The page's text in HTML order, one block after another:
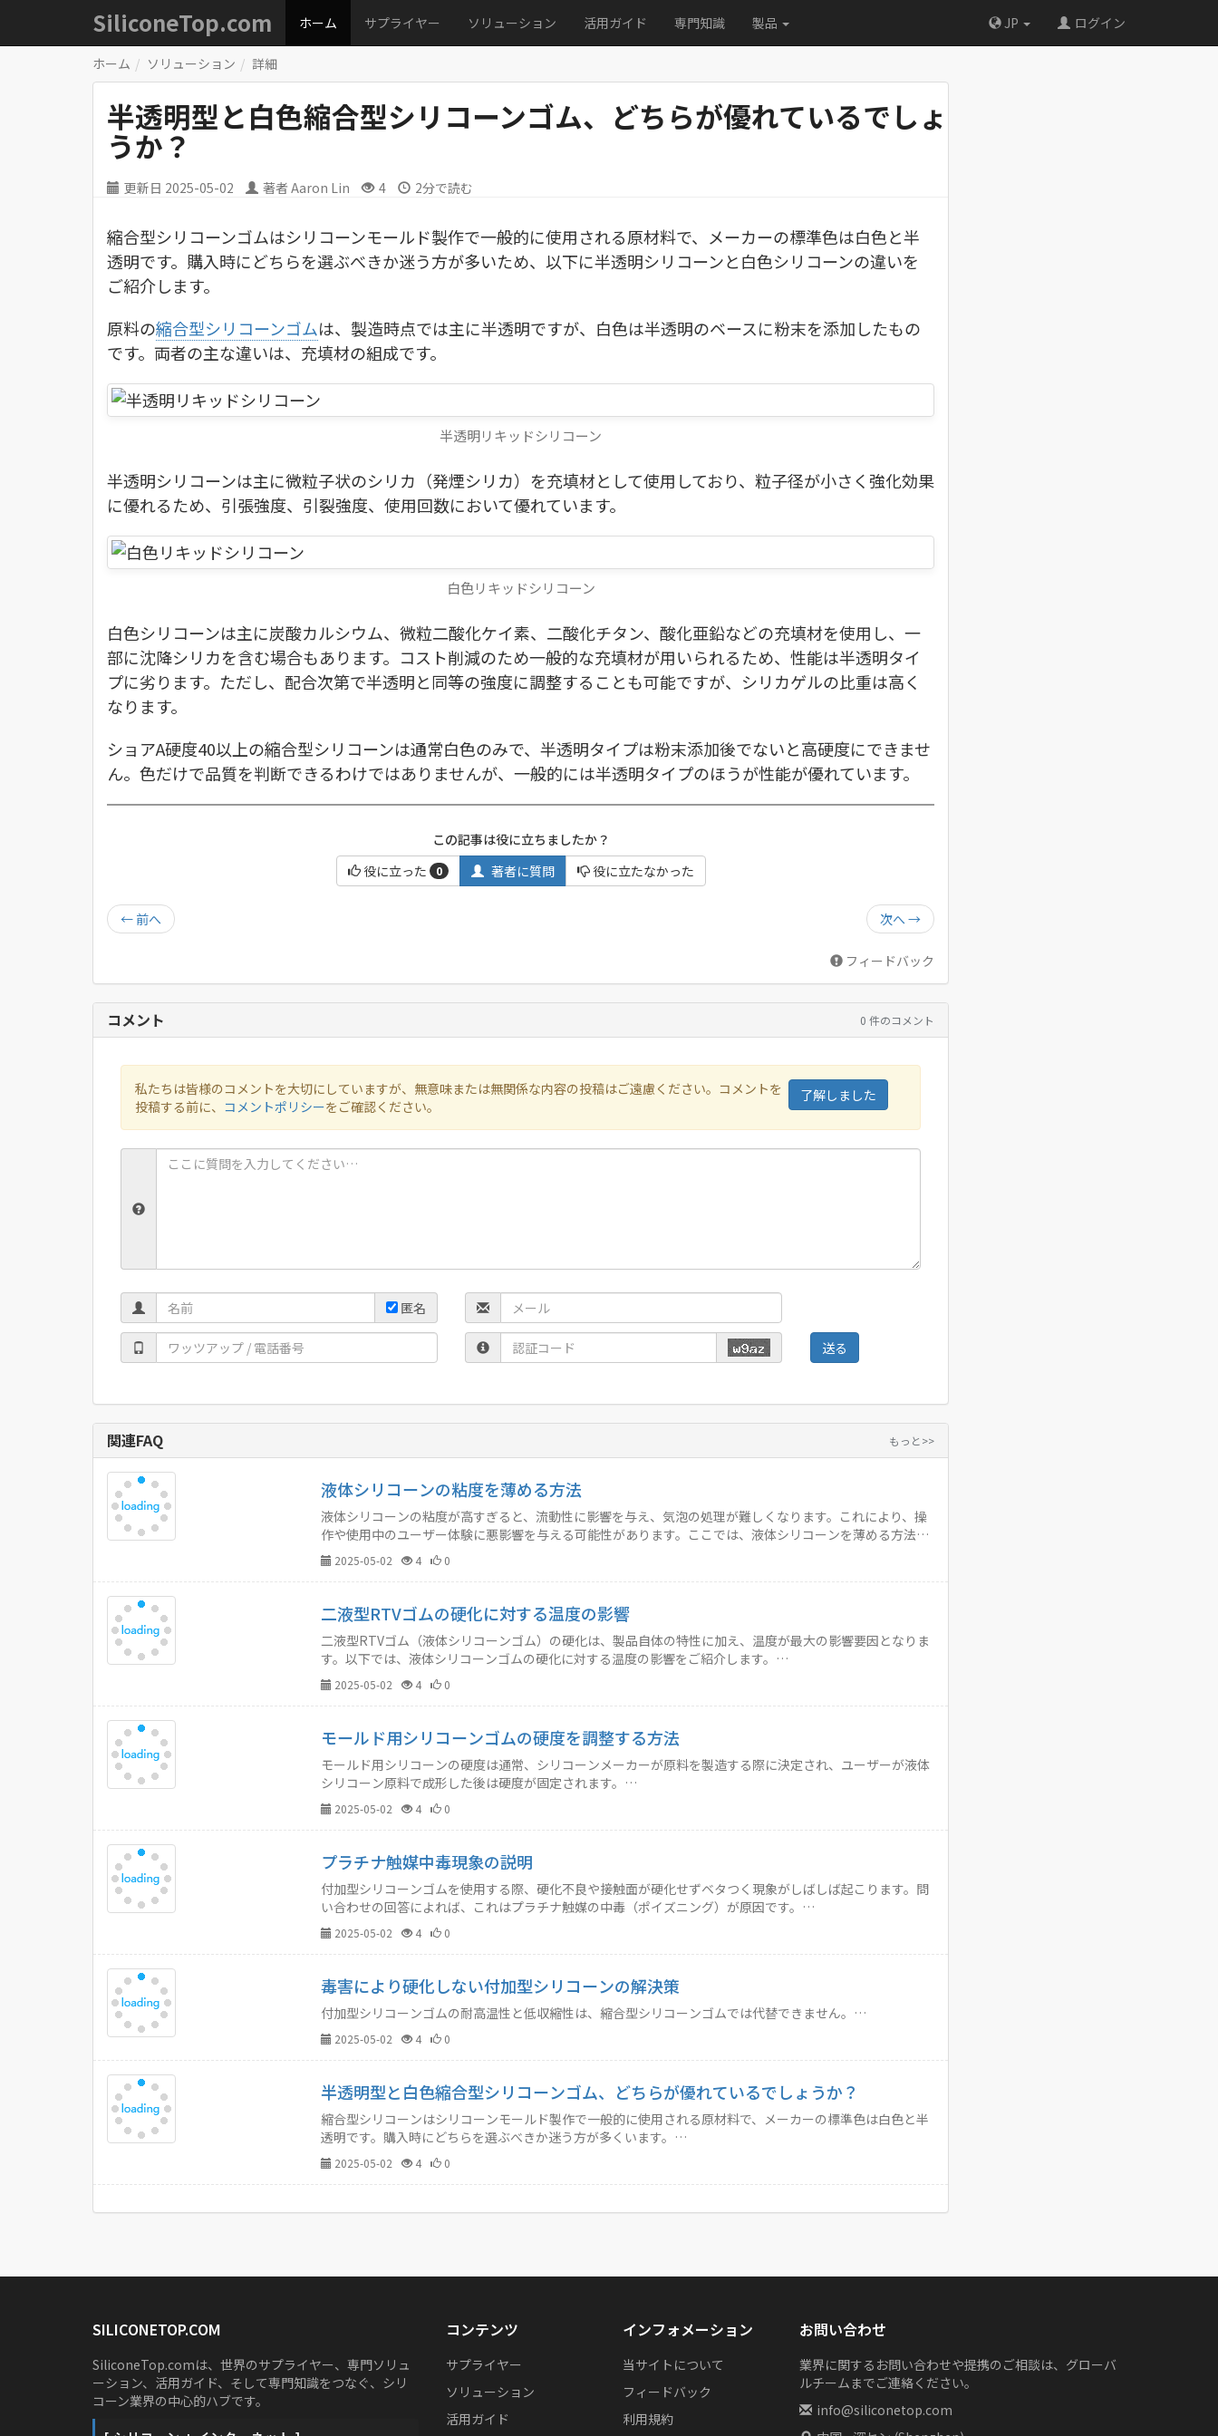
SiliconeTop.com ホーム サプライヤー ソリューション 活用ガイド 専門知識 製品 JP ログイン
ホーム ソリューション 詳細
半透明型と白色縮合型シリコーンゴム、どちらが優れているでしょ
うか？
更新日 2025-05-02 著者 Aaron Lin 4 2分で読む
縮合型シリコーンゴムはシリコーンモールド製作で一般的に使用される原材料で、メーカーの標準色は白色と半
透明です。購入時にどちらを選ぶべきか迷う方が多いため、以下に半透明シリコーンと白色シリコーンの違いを
ご紹介します。
原料の縮合型シリコーンゴムは、製造時点では主に半透明ですが、白色は半透明のベースに粉末を添加したもの
です。両者の主な違いは、充填材の組成です。
半透明リキッドシリコーン
半透明シリコーンは主に微粒子状のシリカ（発煙シリカ）を充填材として使用しており、粒子径が小さく強化効果
に優れるため、引張強度、引裂強度、使用回数において優れています。
白色リキッドシリコーン
白色シリコーンは主に炭酸カルシウム、微粒二酸化ケイ素、二酸化チタン、酸化亜鉛などの充填材を使用し、一
部に沈降シリカを含む場合もあります。コスト削減のため一般的な充填材が用いられるため、性能は半透明タイ
プに劣ります。ただし、配合次第で半透明と同等の強度に調整することも可能ですが、シリカゲルの比重は高く
なります。
ショアA硬度40以上の縮合型シリコーンは通常白色のみで、半透明タイプは粉末添加後でないと高硬度にできませ
ん。色だけで品質を判断できるわけではありませんが、一般的には半透明タイプのほうが性能が優れています。
この記事は役に立ちましたか？
役に立った
0 著者に質問 役に立たなかった
← 前へ 次へ →
フィードバック
0 件のコメント
コメント
了解しました
私たちは皆様のコメントを大切にしていますが、無意味または無関係な内容の投稿はご遠慮ください。コメントを
投稿する前に、 コメントポリシーをご確認ください。
匿名
もっと>>
関連FAQ
液体シリコーンの粘度を薄める方法
液体シリコーンの粘度が高すぎると、流動性に影響を与え、気泡の処理が難しくなります。これにより、操
作や使用中のユーザー体験に悪影響を与える可能性があります。ここでは、液体シリコーンを薄める方法を
ご紹介します。…
2025-05-02 4 0
二液型RTVゴムの硬化に対する温度の影響
二液型RTVゴム（液体シリコーンゴム）の硬化は、製品自体の特性に加え、温度が最大の影響要因となりま
す。以下では、液体シリコーンゴムの硬化に対する温度の影響をご紹介します。…
2025-05-02 4 0
モールド用シリコーンゴムの硬度を調整する方法
モールド用シリコーンの硬度は通常、シリコーンメーカーが原料を製造する際に決定され、ユーザーが液体
シリコーン原料で成形した後は硬度が固定されます。…
2025-05-02 4 0
プラチナ触媒中毒現象の説明
付加型シリコーンゴムを使用する際、硬化不良や接触面が硬化せずベタつく現象がしばしば起こります。問
い合わせの回答によれば、これはプラチナ触媒の中毒（ポイズニング）が原因です。…
2025-05-02 4 0
毒害により硬化しない付加型シリコーンの解決策
付加型シリコーンゴムの耐高温性と低収縮性は、縮合型シリコーンゴムでは代替できません。…
2025-05-02 4 0
半透明型と白色縮合型シリコーンゴム、どちらが優れているでしょうか？
縮合型シリコーンはシリコーンモールド製作で一般的に使用される原材料で、メーカーの標準色は白色と半
透明です。購入時にどちらを選ぶべきか迷う方が多くいます。…
2025-05-02 4 0
SILICONETOP.COM
SiliconeTop.comは、世界のサプライヤー、専門ソリュ
ーション、活用ガイド、そして専門知識をつなぐ、シリ
コーン業界の中心的ハブです。
コンテンツ
サプライヤー
ソリューション
活用ガイド
インフォメーション
当サイトについて
フィードバック
利用規約
お問い合わせ
業界に関するお問い合わせや提携のご相談は、グローバ
ルチームまでご連絡ください。
info@siliconetop.com